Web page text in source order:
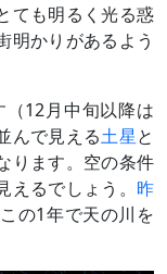
ても明るく光る惑
明かりがあるよう
12月中旬以降は
んで見える土星と
ります。空の条件
るでしょう。 昨
の1年で天の川を